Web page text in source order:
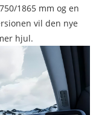
1865 mm og en
vil den nye
hjul.